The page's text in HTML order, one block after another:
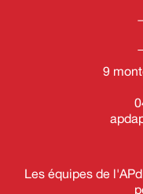
9
Les équipes de